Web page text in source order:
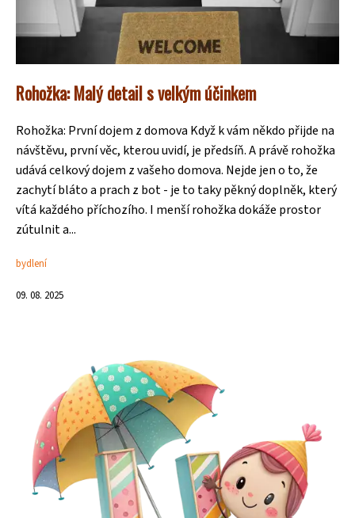
Rohožka: Malý detail s velkým účinkem
Rohožka: První dojem z domova Když k vám někdo přijde na
návštěvu, první věc, kterou uvidí, je předsíň. A právě rohožka
udává celkový dojem z vašeho domova. Nejde jen o to, že
zachytí bláto a prach z bot - je to taky pěkný doplněk, který
vítá každého příchozího. I menší rohožka dokáže prostor
zútulnit a...
bydlení
09. 08. 2025